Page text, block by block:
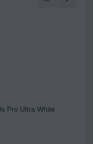
Pro Ultra White